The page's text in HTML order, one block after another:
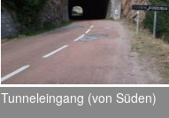
Tunneleingang (von Süden)